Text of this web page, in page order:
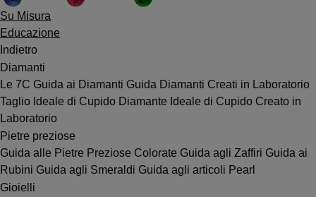
Su Misura
Educazione
Indietro
Diamanti
Le 7C Guida ai Diamanti Guida Diamanti Creati in Laboratorio
Taglio Ideale di Cupido Diamante Ideale di Cupido Creato in
Laboratorio
Pietre preziose
Guida alle Pietre Preziose Colorate Guida agli Zaffiri Guida ai
Rubini Guida agli Smeraldi Guida agli articoli Pearl
Gioielli